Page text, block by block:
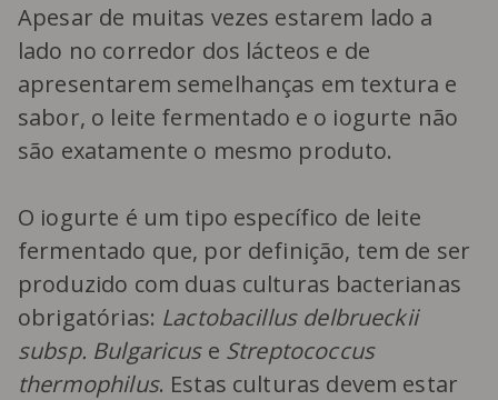
Apesar de muitas vezes estarem lado a
lado no corredor dos lácteos e de
apresentarem semelhanças em textura e
sabor, o leite fermentado e o iogurte não
são exatamente o mesmo produto.
O iogurte é um tipo específico de leite
fermentado que, por definição, tem de ser
produzido com duas culturas bacterianas
obrigatórias: Lactobacillus delbrueckii
subsp. Bulgaricuse Streptococcus
thermophilus. Estas culturas devem estar